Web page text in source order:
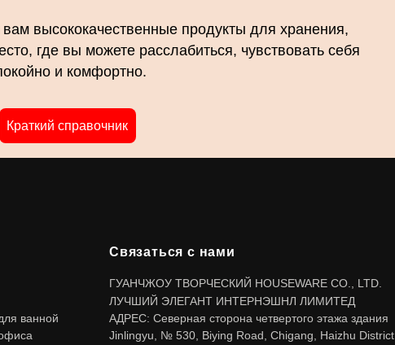
высококачественные продукты для хранения,
где вы можете расслабиться, чувствовать себя
и комфортно.
Краткий справочник
ванной
Связаться с нами
ГУАНЧЖОУ ТВОРЧЕСКИЙ HOUSEWARE CO., LTD.
ЛУЧШИЙ ЭЛЕГАНТ ИНТЕРНЭШНЛ ЛИМИТЕД
АДРЕС: Северная сторона четвертого этажа здания
Jinlingyu, № 530, Biying Road, Chigang, Haizhu District,